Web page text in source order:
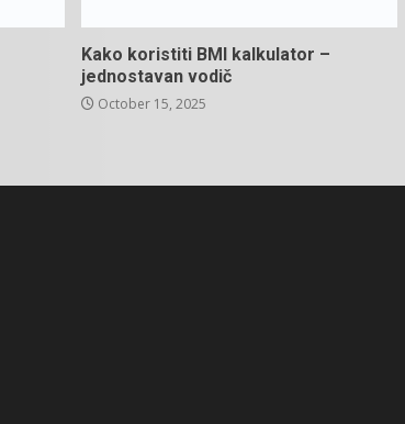
Kako koristiti BMI kalkulator –
jednostavan vodič
October 15, 2025